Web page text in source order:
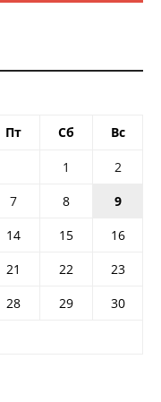
Пт Сб Вс
1
2
7 8
9
14 15
16
21 22
23
28 29
30